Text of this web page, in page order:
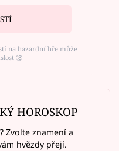
na hazardní hře může
⑱
HOROSKOP
Zvolte znamení a
hvězdy přejí.